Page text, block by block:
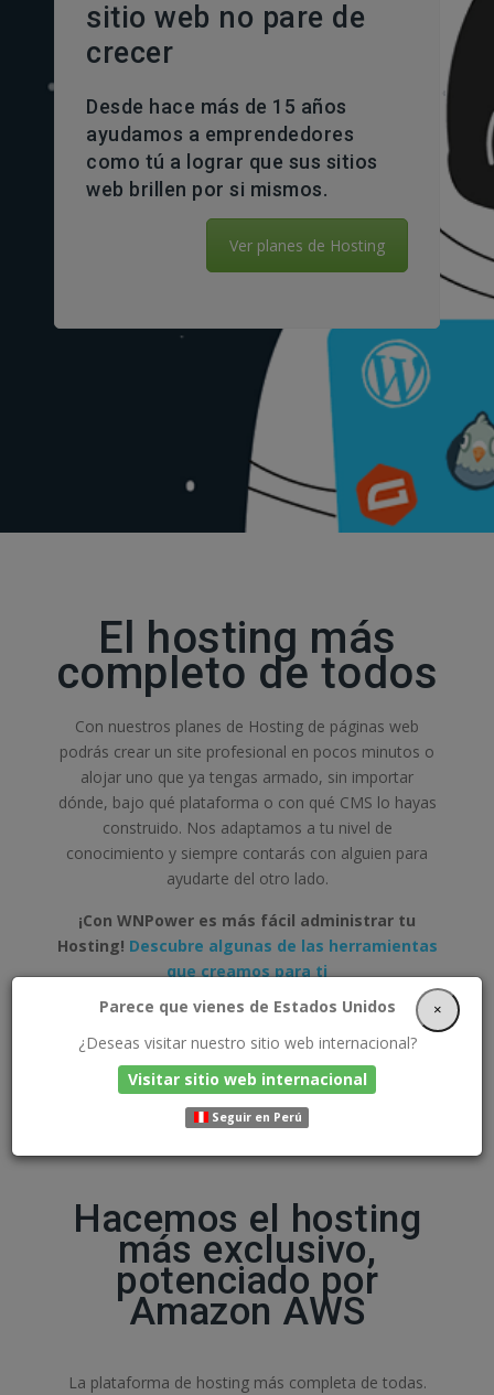
sitio web no pare de
crecer
Desde hace más de 15 años
ayudamos a emprendedores
como tú a lograr que sus sitios
web brillen por si mismos.
Ver planes de Hosting
El hosting más
completo de todos
Con nuestros planes de Hosting de páginas web
podrás crear un site profesional en pocos minutos o
alojar uno que ya tengas armado, sin importar
dónde, bajo qué plataforma o con qué CMS lo hayas
construido. Nos adaptamos a tu nivel de
conocimiento y siempre contarás con alguien para
ayudarte del otro lado.
¡Con WNPower es más fácil administrar tu
Hosting! Descubre algunas de las herramientas
que creamos para ti
Hacemos el hosting
más exclusivo,
potenciado por
Amazon AWS
La plataforma de hosting más completa de todas.
Parece que vienes de Estados Unidos
¿Deseas visitar nuestro sitio web internacional?
Visitar sitio web internacional
Seguir en Perú
×